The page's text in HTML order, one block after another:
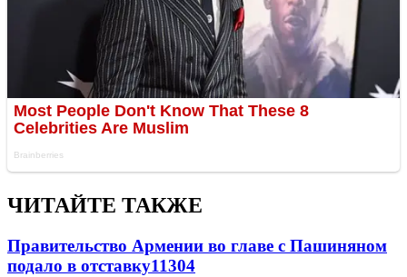
ЧИТАЙТЕ ТАКЖЕ
Правительство Армении во главе с Пашиняном
подало в отставку11304